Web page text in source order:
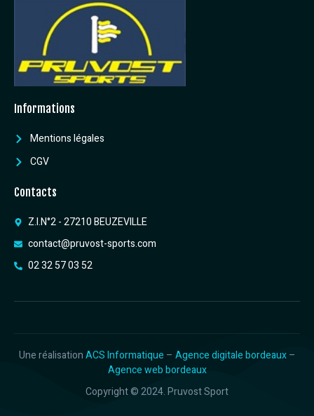
Informations
Mentions légales
CGV
Contacts
Z.I.N°2 - 27210 BEUZEVILLE
contact@pruvost-sports.com
02 32 57 03 52
Une réalisationACS Informatique – Agence digitale bordeaux–
Agence web bordeaux
Copyright © 2024. Pruvost Sport